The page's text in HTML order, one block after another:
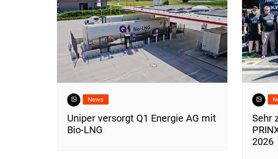
News
Uniper versorgt Q1 Energie AG mit
Bio-LNG
Sehr
2026